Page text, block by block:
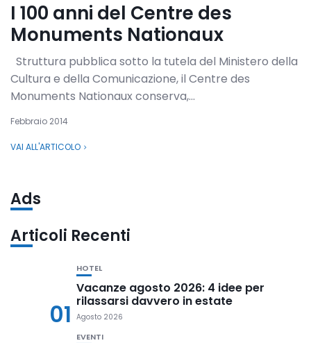
I 100 anni del Centre des
Monuments Nationaux
Struttura pubblica sotto la tutela del Ministero della
Cultura e della Comunicazione, il Centre des
Monuments Nationaux conserva,...
Febbraio 2014
VAI ALL'ARTICOLO
Ads
Articoli Recenti
01
HOTEL
Vacanze agosto 2026: 4 idee per
rilassarsi davvero in estate
Agosto 2026
EVENTI